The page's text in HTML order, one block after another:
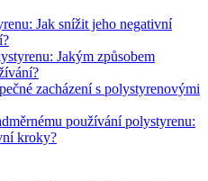
Jak snížit jeho negativní
Jakým způsobem
zacházení s polystyrenovými
používání polystyrenu:
kroky?